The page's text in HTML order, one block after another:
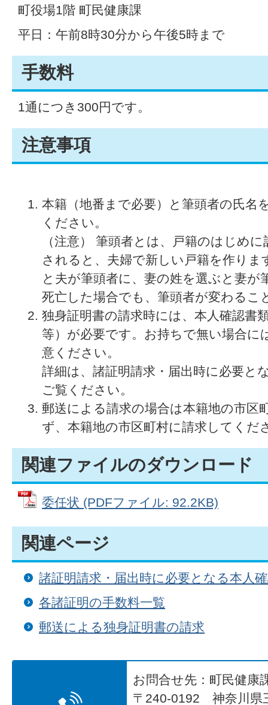
町役場1階 町民健康課
平日：午前8時30分から午後5時まで
手数料
1通につき300円です。
注意事項
本籍（地番まで必要）と筆頭者の氏名
ください。
（注意） 筆頭者とは、戸籍のはじめ
されると、夫婦で新しい戸籍を作り
と夫が筆頭者に、妻の姓を選ぶと妻が
死亡した場合でも、筆頭者が変わるこ
独身証明書の請求時には、本人確認書
等）が必要です。お持ちで無い場合に
意ください。
詳細は、諸証明請求・届出時に必要と
ご覧ください。
郵送による請求の場合は本籍地の市区
ず、本籍地の市区町村に請求してくだ
関連ファイルのダウンロード
委任状 (PDFファイル: 92.2KB)
関連ページ
諸証明請求・届出時に必要となる本人
各諸証明の手数料一覧
郵送による独身証明書の請求
お問合せ先：町民健康
〒240-0192 神奈川県